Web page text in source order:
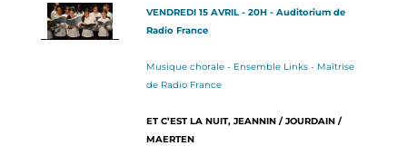
VENDREDI 15 AVRIL - 20H - Auditorium de
Radio France
Musique chorale - Ensemble Links - Maîtrise
de Radio France
ET C’EST LA NUIT, JEANNIN / JOURDAIN /
MAERTEN